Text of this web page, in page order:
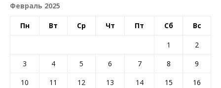
Февраль 2025
Пн Вт Ср Чт Пт Сб Вс
1
2
3
4 5 6 7 8
9
10
11 12 13 14 15
16